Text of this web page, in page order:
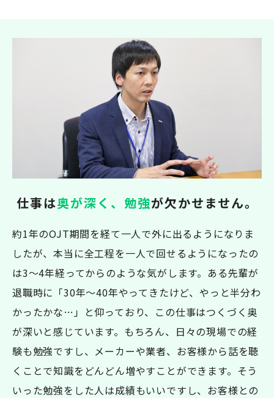
仕事は奥が深く、勉強が欠かせません。
約1年のOJT期間を経て一人で外に出るようになりま
したが、本当に全工程を一人で回せるようになったの
は3～4年経ってからのような気がします。ある先輩が
退職時に「30年～40年やってきたけど、やっと半分わ
かったかな…」と仰っており、この仕事はつくづく奥
が深いと感じています。もちろん、日々の現場での経
験も勉強ですし、メーカーや業者、お客様から話を聴
くことで知識をどんどん増やすことができます。そう
いった勉強をした人は成績もいいですし、お客様との